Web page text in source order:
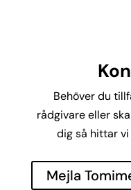
Behöver du
rådgivare eller
dig så hittar
Mejla